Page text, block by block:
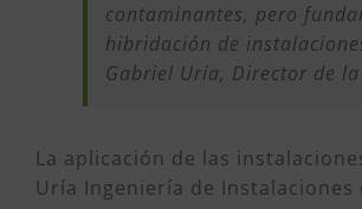
contaminantes, pero
hibridación de
Gabriel Uría, Director de
La aplicación de las
Uría Ingeniería de